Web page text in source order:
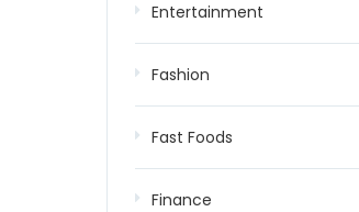
Entertainment
Fashion
Fast Foods
Finance